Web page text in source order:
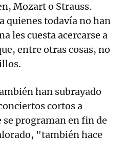
Mozart o Strauss.
quienes todavía no han
les cuesta acercarse a
entre otras cosas, no
han subrayado
cortos a
programan en fin de
"también hace